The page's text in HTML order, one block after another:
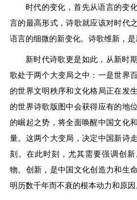
时代的变化，首先从语言的变
言的最高形式，诗歌就应该对时代
语言的细微的新变化。诗歌维新，是
新时代诗歌更是如此，从新时
歌处于两个大变局之中：一是世界
的世界文明秩序和文化格局正在发
的世界诗歌版图中会获得应有的地
的崛起之势，将全面唤醒中国文化
量。这两个大变局，决定中国新诗
刻。在此时刻，尤其需要强调创
物。创新，是中国文化创造力和生
明历数千年而不衰的根本动力和原因